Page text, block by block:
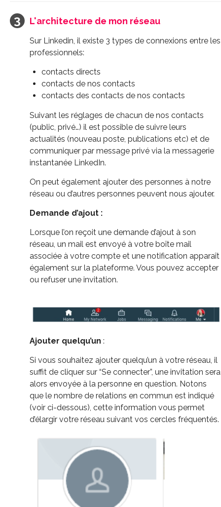
L'architecture de mon réseau
Sur Linkedin, il existe 3 types de connexions entre les
professionnels:
contacts directs
contacts de nos contacts
contacts des contacts de nos contacts
Suivant les réglages de chacun de nos contacts
(public, privé…) il est possible de suivre leurs
actualités (nouveau poste, publications etc) et de
communiquer par message privé via la messagerie
instantanée LinkedIn.
On peut également ajouter des personnes à notre
réseau ou d’autres personnes peuvent nous ajouter.
Demande d’ajout :
Lorsque l’on reçoit une demande d’ajout à son
réseau, un mail est envoyé à votre boîte mail
associée à votre compte et une notification apparaît
également sur la plateforme. Vous pouvez accepter
ou refuser une invitation.
Ajouter quelqu’un :
Si vous souhaitez ajouter quelqu’un à votre réseau, il
suffit de cliquer sur “Se connecter”, une invitation sera
alors envoyée à la personne en question. Notons
que le nombre de relations en commun est indiqué
(voir ci-dessous), cette information vous permet
d’élargir votre réseau suivant vos cercles fréquentés.